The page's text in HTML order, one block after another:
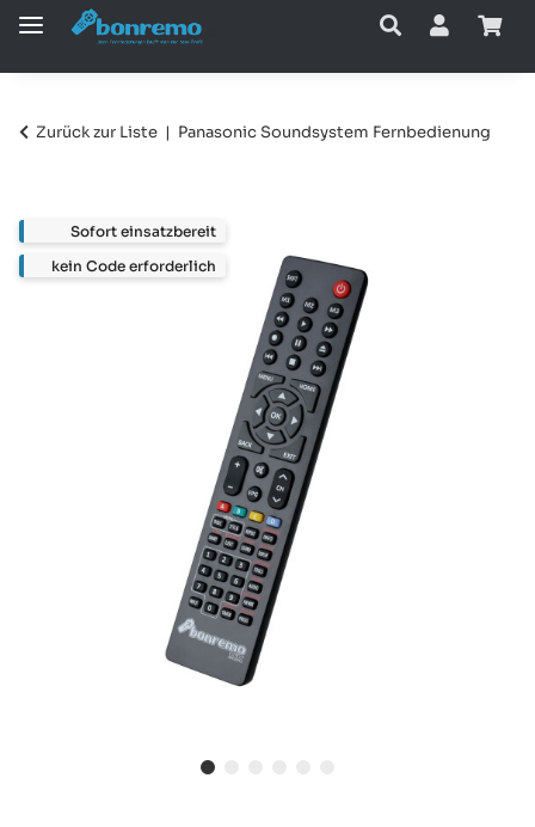
Zurück zur Liste Panasonic Soundsystem Fernbedienung